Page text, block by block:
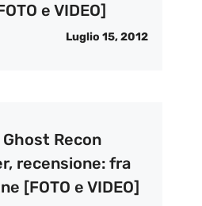
e VIDEO]
Luglio 15, 2012
Ghost Recon
recensione: fra
[FOTO e VIDEO]